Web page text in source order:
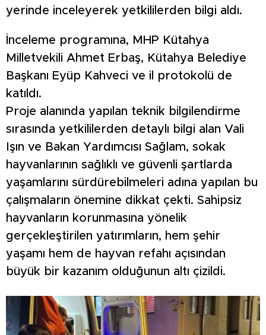
yerinde inceleyerek yetkililerden bilgi aldı.
İnceleme programına, MHP Kütahya
Milletvekili Ahmet Erbaş, Kütahya Belediye
Başkanı Eyüp Kahveci ve il protokolü de
katıldı.
Proje alanında yapılan teknik bilgilendirme
sırasında yetkililerden detaylı bilgi alan Vali
Işın ve Bakan Yardımcısı Sağlam, sokak
hayvanlarının sağlıklı ve güvenli şartlarda
yaşamlarını sürdürebilmeleri adına yapılan bu
çalışmaların önemine dikkat çekti. Sahipsiz
hayvanların korunmasına yönelik
gerçekleştirilen yatırımların, hem şehir
yaşamı hem de hayvan refahı açısından
büyük bir kazanım olduğunun altı çizildi.